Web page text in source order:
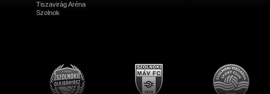
Tiszavirág Aréna
Szolnok